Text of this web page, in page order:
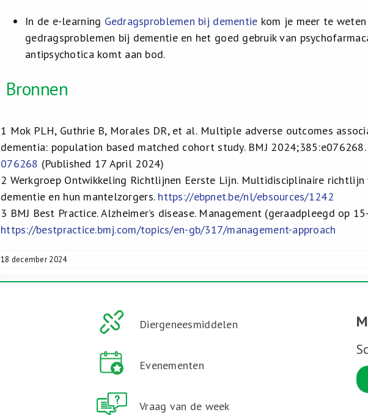
In de e-learning Gedragsproblemen bij dementie kom je meer te
gedragsproblemen bij dementie en het goed gebruik van
antipsychotica komt aan bod.
​Bronnen
1 Mok PLH, Guthrie B, Morales DR, et al. Multiple adverse outcomes
dementia: population based matched cohort study. BMJ
076268 (Published 17 April 2024)
2 Werkgroep Ontwikkeling Richtlijnen Eerste Lijn. Multidisciplinaire
dementie en hun mantelzorgers. https://ebpnet.be/nl/ebsources/1242
3 BMJ Best Practice. Alzheimer’s disease. Management (geraadpleegd op
https://bestpractice.bmj.com/topics/en-gb/317/management-approach
18 december 2024
Diergeneesmiddelen
Evenementen
Vraag van de week